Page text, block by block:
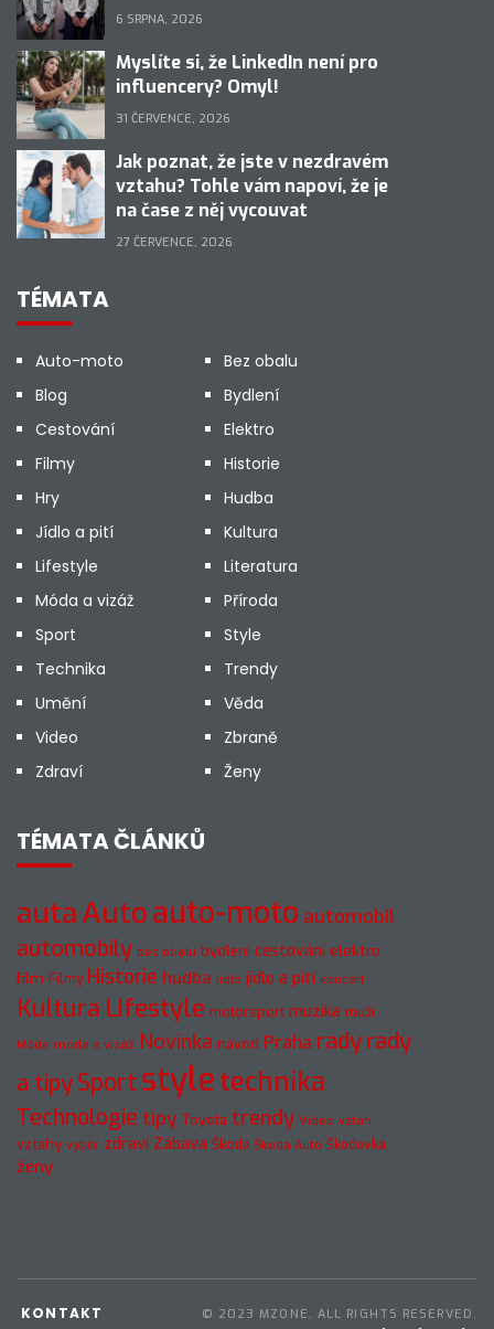
6 SRPNA, 2026
Myslíte si, že LinkedIn není pro
influencery? Omyl!
31 ČERVENCE, 2026
Jak poznat, že jste v nezdravém
vztahu? Tohle vám napoví, že je
na čase z něj vycouvat
27 ČERVENCE, 2026
TÉMATA
Auto-moto
Bez obalu
Blog
Bydlení
Cestování
Elektro
Filmy
Historie
Hry
Hudba
Jídlo a pití
Kultura
Lifestyle
Literatura
Móda a vizáž
Příroda
Sport
Style
Technika
Trendy
Umění
Věda
Video
Zbraně
Zdraví
Ženy
TÉMATA ČLÁNKŮ
autaAutoauto-moto automobil
automobily bez obalu bydlení cestování elektro
film Filmy Historie hudba jídlo jídlo a pití koncert
Kultura Lifestyle motorsport muzika muži
Móda móda a vizáž Novinka návod Praha radyrady
a tipySport styletechnika
Technologie tipy Toyota trendy Video vztah
vztahy výběr zdraví Zábava Škoda Škoda Auto Škodovka
ženy
© 2023 MZONE. ALL RIGHTS RESERVED.
KONTAKT